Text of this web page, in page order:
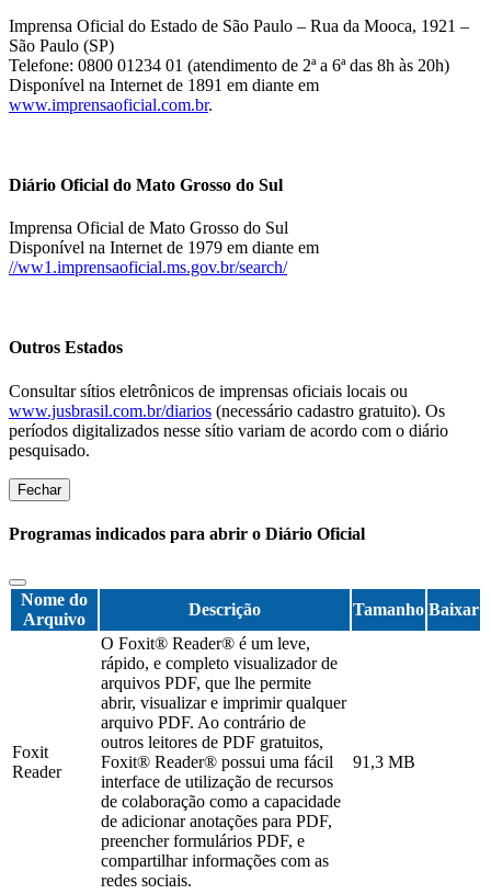
Imprensa Oficial do Estado de São Paulo – Rua da Mooca, 1921 –
São Paulo (SP)
Telefone: 0800 01234 01 (atendimento de 2ª a 6ª das 8h às 20h)
Disponível na Internet de 1891 em diante em
www.imprensaoficial.com.br.
Diário Oficial do Mato Grosso do Sul
Imprensa Oficial de Mato Grosso do Sul
Disponível na Internet de 1979 em diante em
//ww1.imprensaoficial.ms.gov.br/search/
Outros Estados
Consultar sítios eletrônicos de imprensas oficiais locais ou
www.jusbrasil.com.br/diarios (necessário cadastro gratuito). Os
períodos digitalizados nesse sítio variam de acordo com o diário
pesquisado.
Fechar
Programas indicados para abrir o Diário Oficial
Nome do
Arquivo
Descrição Tamanho Baixar
Foxit
Reader
O Foxit® Reader® é um leve,
rápido, e completo visualizador de
arquivos PDF, que lhe permite
abrir, visualizar e imprimir qualquer
arquivo PDF. Ao contrário de
outros leitores de PDF gratuitos,
Foxit® Reader® possui uma fácil
interface de utilização de recursos
de colaboração como a capacidade
de adicionar anotações para PDF,
preencher formulários PDF, e
compartilhar informações com as
redes sociais.
91,3 MB